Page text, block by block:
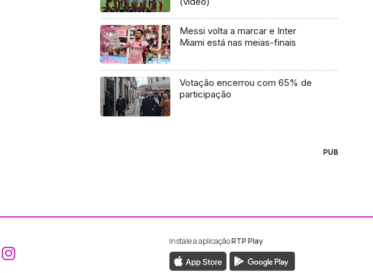
Messi volta a marcar e Inter
Miami está nas meias-finais
Votação encerrou com 65% de
participação
PUB
Aceder ao Facebook da RTP Madeira
Aceder ao Instagram da RTP Madeira
Instale a aplicaçãoRTP Play